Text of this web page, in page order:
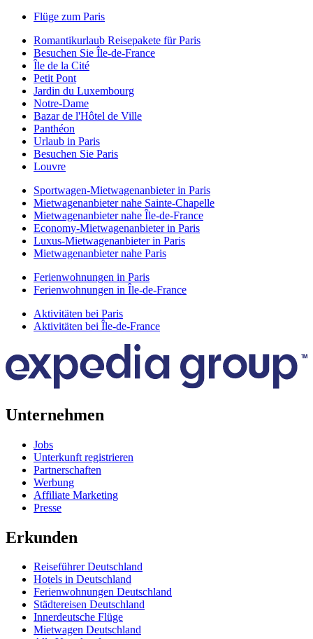
Flüge zum Paris
Romantikurlaub Reisepakete für Paris
Besuchen Sie Île-de-France
Île de la Cité
Petit Pont
Jardin du Luxembourg
Notre-Dame
Bazar de l'Hôtel de Ville
Panthéon
Urlaub in Paris
Besuchen Sie Paris
Louvre
Sportwagen-Mietwagenanbieter in Paris
Mietwagenanbieter nahe Sainte-Chapelle
Mietwagenanbieter nahe Île-de-France
Economy-Mietwagenanbieter in Paris
Luxus-Mietwagenanbieter in Paris
Mietwagenanbieter nahe Paris
Ferienwohnungen in Paris
Ferienwohnungen in Île-de-France
Aktivitäten bei Paris
Aktivitäten bei Île-de-France
Unternehmen
Jobs
Unterkunft registrieren
Partnerschaften
Werbung
Affiliate Marketing
Presse
Erkunden
Reiseführer Deutschland
Hotels in Deutschland
Ferienwohnungen Deutschland
Städtereisen Deutschland
Innerdeutsche Flüge
Mietwagen Deutschland